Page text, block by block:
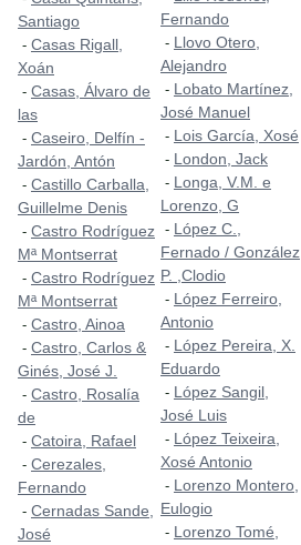
Santiago
- Casas Rigall,
Xoán
- Casas, Álvaro de
las
- Caseiro, Delfín -
Jardón, Antón
- Castillo Carballa,
Guillelme Denis
- Castro Rodríguez
Mª Montserrat
- Castro Rodríguez
Mª Montserrat
- Castro, Ainoa
- Castro, Carlos &
Ginés, José J.
- Castro, Rosalía
de
- Catoira, Rafael
- Cerezales,
Fernando
- Cernadas Sande,
José
Fernando
- Llovo Otero,
Alejandro
- Lobato Martínez,
José Manuel
- Lois García, Xosé
- London, Jack
- Longa, V.M. e
Lorenzo, G
- López C.,
Fernado / González
P. ,Clodio
- López Ferreiro,
Antonio
- López Pereira, X.
Eduardo
- López Sangil,
José Luis
- López Teixeira,
Xosé Antonio
- Lorenzo Montero,
Eulogio
- Lorenzo Tomé,